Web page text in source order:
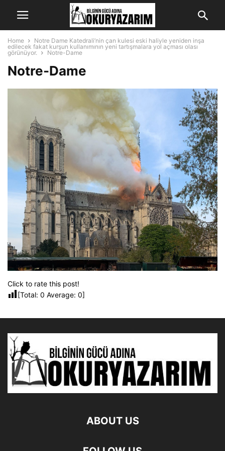
Home
Notre Dame Katedrali’nin çan kulesi eski haliyle yeniden inşa
edilecek fakat kurşun kullanımının yeni tartışmalara yol açması olası
görünüyor.
Notre-Dame
Notre-Dame
Click to rate this post!
[Total: 0 Average: 0]
ABOUT US